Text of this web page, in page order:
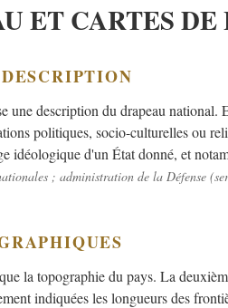
ET CARTES
une description du drapeau national.
politiques, socio-culturelles ou
idéologique d'un État donné, et
; administration de la Défense
la topographie du pays. La
indiquées les longueurs des